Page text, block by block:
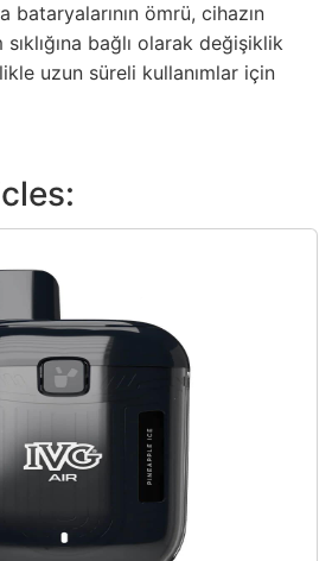
bataryalarının ömrü, cihazın
bağlı olarak değişiklik
uzun süreli kullanımlar için